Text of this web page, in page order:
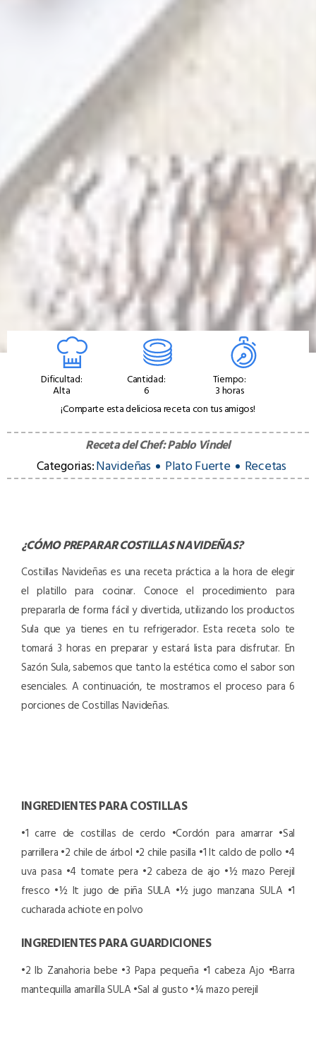
Dificultad:
Alta
Cantidad:
6
Tiempo:
3 horas
¡Comparte esta deliciosa receta con tus amigos!
Receta del Chef:Pablo Vindel
Categorias:Navideñas Plato Fuerte Recetas
¿CÓMO PREPARARCOSTILLAS NAVIDEÑAS?
Costillas Navideñas es una receta práctica a la hora de elegir
el platillo para cocinar. Conoce el procedimiento para
prepararla de forma fácil y divertida, utilizando los productos
Sula que ya tienes en tu refrigerador. Esta receta solo te
tomará 3 horas en preparar y estará lista para disfrutar. En
Sazón Sula, sabemos que tanto la estética como el sabor son
esenciales. A continuación, te mostramos el proceso para 6
porciones de Costillas Navideñas.
INGREDIENTES PARA COSTILLAS
•1 carre de costillas de cerdo •Cordón para amarrar •Sal
parrillera •2 chile de árbol •2 chile pasilla •1 lt caldo de pollo •4
uva pasa •4 tomate pera •2 cabeza de ajo •½ mazo Perejil
fresco •½ lt jugo de piña SULA •½ jugo manzana SULA •1
cucharada achiote en polvo
INGREDIENTES PARA GUARDICIONES
•2 lb Zanahoria bebe •3 Papa pequeña •1 cabeza Ajo •Barra
mantequilla amarilla SULA •Sal al gusto •¼ mazo perejil